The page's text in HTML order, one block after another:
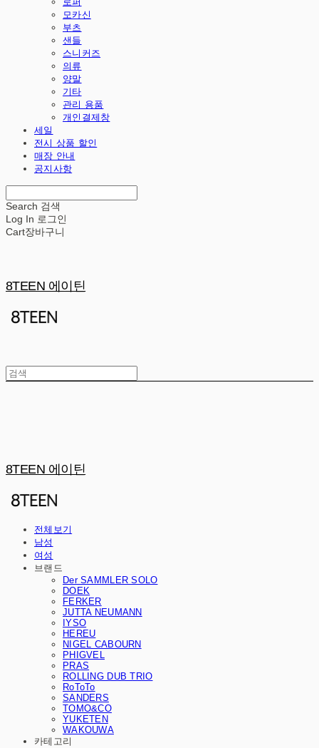
모카신
부츠
샌들
스니커즈
의류
양말
기타
관리 용품
개인결제창
세일
전시 상품 할인
매장 안내
공지사항
Search 검색
Log In 로그인
Cart장바구니
8TEEN 에이틴
8TEEN 에이틴
전체보기
남성
여성
브랜드
Der SAMMLER SOLO
DOEK
FERKER
JUTTA NEUMANN
IYSO
HEREU
NIGEL CABOURN
PHIGVEL
PRAS
ROLLING DUB TRIO
RoToTo
SANDERS
TOMO&CO
YUKETEN
WAKOUWA
카테고리